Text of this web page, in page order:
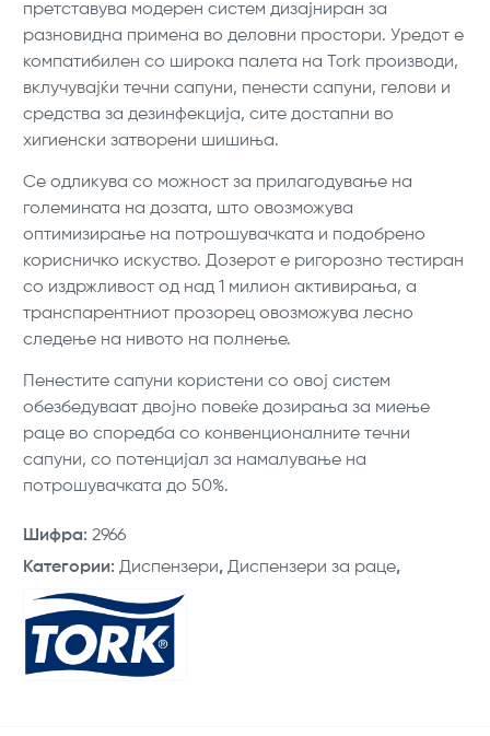
претставува модерен систем дизајниран за
разновидна примена во деловни простори. Уредот е
компатибилен со широка палета на Tork производи,
вклучувајќи течни сапуни, пенести сапуни, гелови и
средства за дезинфекција, сите достапни во
хигиенски затворени шишиња.
Се одликува со можност за прилагодување на
големината на дозата, што овозможува
оптимизирање на потрошувачката и подобрено
корисничко искуство. Дозерот е ригорозно тестиран
со издржливост од над 1 милион активирања, а
транспарентниот прозорец овозможува лесно
следење на нивото на полнење.
Пенестите сапуни користени со овој систем
обезбедуваат двојно повеќе дозирања за миење
раце во споредба со конвенционалните течни
сапуни, со потенцијал за намалување на
потрошувачката до 50%.
Шифра: 2966
Категории: Диспензери, Диспензери за раце,